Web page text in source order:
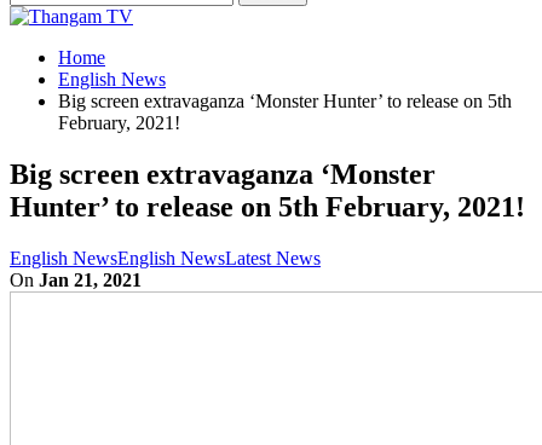
Home
English News
Big screen extravaganza ‘Monster Hunter’ to release on 5th
February, 2021!
Big screen extravaganza ‘Monster
Hunter’ to release on 5th February, 2021!
English NewsEnglish NewsLatest News
On Jan 21, 2021